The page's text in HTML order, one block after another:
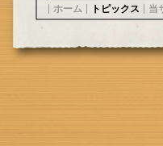
ホーム トピックス 当